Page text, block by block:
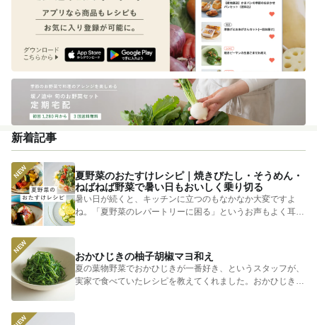
新着記事
夏野菜のおたすけレシピ｜焼きびたし・そうめん・
ねばねば野菜で暑い日もおいしく乗り切る
暑い日が続くと、キッチンに立つのもなかなか大変ですよ
ね。「夏野菜のレパートリーに困る」というお声もよく耳に
します。 そ...
おかひじきの柚子胡椒マヨ和え
夏の葉物野菜でおかひじきが一番好き、というスタッフが、
実家で食べていたレシピを教えてくれました。おかひじきの